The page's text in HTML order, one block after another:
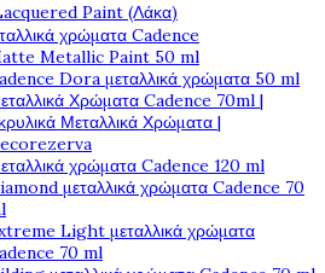
Paint (Λάκα)
χρώματα Cadence
Metallic Paint 50 ml
Dora μεταλλικά χρώματα 50 ml
Χρώματα Cadence 70ml |
Μεταλλικά Χρώματα |
χρώματα Cadence 120 ml
μεταλλικά χρώματα Cadence 70
Light μεταλλικά χρώματα
70 ml